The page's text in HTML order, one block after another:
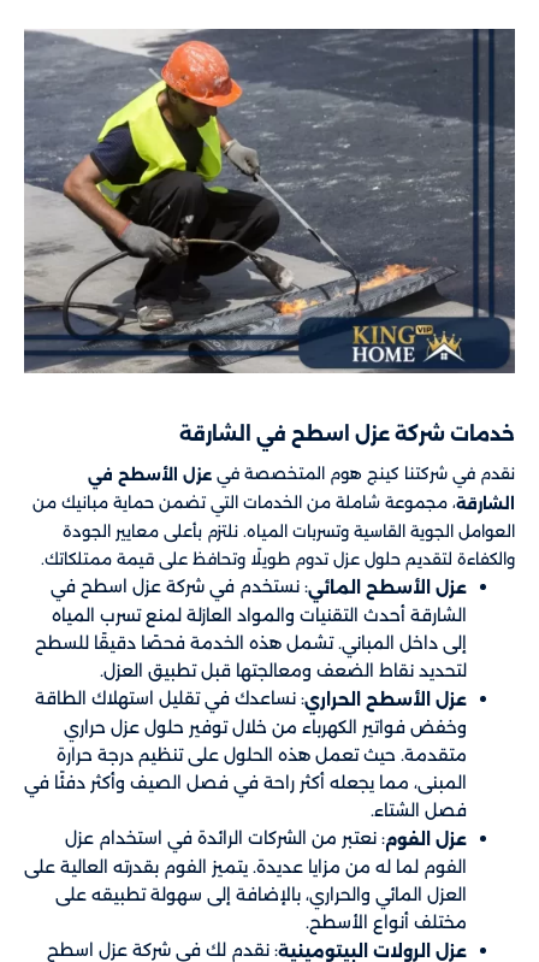
خدمات شركة عزل اسطح في الشارقة
نقدم في شركتنا كينج هوم المتخصصة في عزل الأسطح في
الشارقة، مجموعة شاملة من الخدمات التي تضمن حماية مبانيك من
العوامل الجوية القاسية وتسربات المياه. نلتزم بأعلى معايير الجودة
والكفاءة لتقديم حلول عزل تدوم طويلًا وتحافظ على قيمة ممتلكاتك.
عزل الأسطح المائي: نستخدم في شركة عزل اسطح في
الشارقة أحدث التقنيات والمواد العازلة لمنع تسرب المياه
إلى داخل المباني. تشمل هذه الخدمة فحصًا دقيقًا للسطح
لتحديد نقاط الضعف ومعالجتها قبل تطبيق العزل.
عزل الأسطح الحراري: نساعدك في تقليل استهلاك الطاقة
وخفض فواتير الكهرباء من خلال توفير حلول عزل حراري
متقدمة. حيث تعمل هذه الحلول على تنظيم درجة حرارة
المبنى، مما يجعله أكثر راحة في فصل الصيف وأكثر دفئًا في
فصل الشتاء.
عزل الفوم: نعتبر من الشركات الرائدة في استخدام عزل
الفوم لما له من مزايا عديدة. يتميز الفوم بقدرته العالية على
العزل المائي والحراري، بالإضافة إلى سهولة تطبيقه على
مختلف أنواع الأسطح.
عزل الرولات البيتومينية: نقدم لك في شركة عزل اسطح